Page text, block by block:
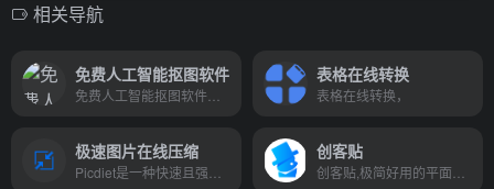
相关导航
免费人工智能抠图软件 表格在线转换
表格在线转换，
极速图片在线压缩 创客贴